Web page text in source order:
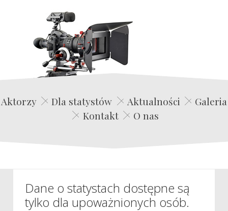
Edwin Film Agencja Aktorska
Aktorzy Dla statystów Aktualności
Galeria
Kontakt
O nas
Dane o statystach dostępne są
tylko dla upoważnionych osób.